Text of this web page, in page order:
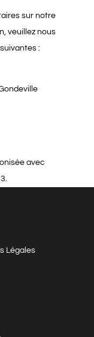
sur notre
veuillez nous
:
avec
Légales